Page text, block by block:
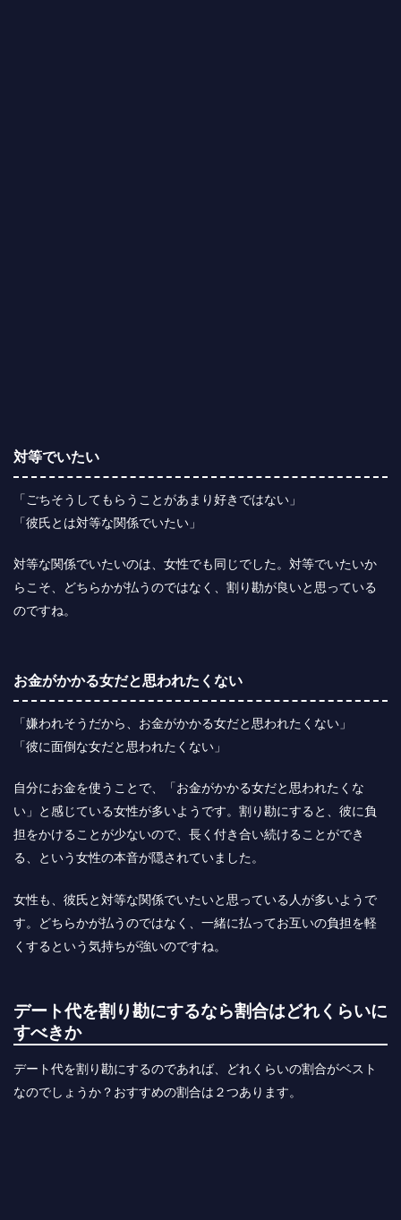
対等でいたい
「ごちそうしてもらうことがあまり好きではない」
「彼氏とは対等な関係でいたい」
対等な関係でいたいのは、女性でも同じでした。対等でいたいか
らこそ、どちらかが払うのではなく、割り勘が良いと思っている
のですね。
お金がかかる女だと思われたくない
「嫌われそうだから、お金がかかる女だと思われたくない」
「彼に面倒な女だと思われたくない」
自分にお金を使うことで、「お金がかかる女だと思われたくな
い」と感じている女性が多いようです。割り勘にすると、彼に負
担をかけることが少ないので、長く付き合い続けることができ
る、という女性の本音が隠されていました。
女性も、彼氏と対等な関係でいたいと思っている人が多いようで
す。どちらかが払うのではなく、一緒に払ってお互いの負担を軽
くするという気持ちが強いのですね。
デート代を割り勘にするなら割合はどれくらいに
すべきか
デート代を割り勘にするのであれば、どれくらいの割合がベスト
なのでしょうか？おすすめの割合は２つあります。